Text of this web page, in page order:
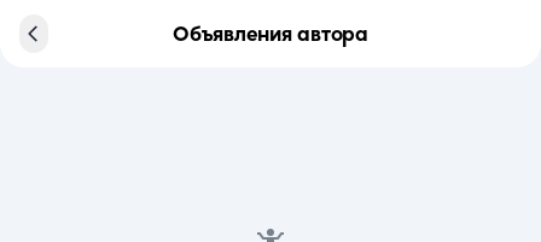
Объявления автора